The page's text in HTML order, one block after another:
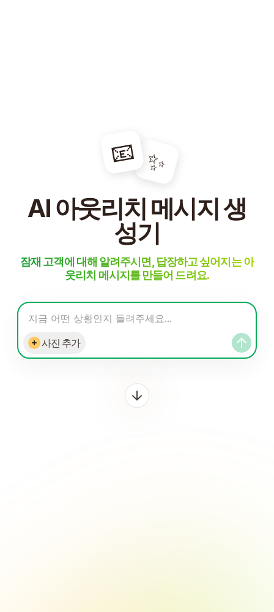
✨
📧
AI 아웃리치 메시지 생
성기
잠재 고객에 대해 알려주시면, 답장하고 싶어지는 아
웃리치 메시지를 만들어 드려요.
지금 어떤 상황인지 들려주세요...
사진 추가